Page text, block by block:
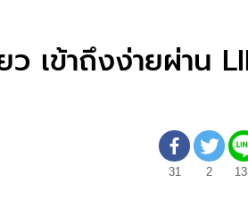
เข้าถึงง่ายผ่าน
31
2